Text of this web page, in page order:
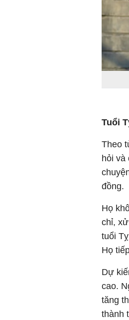
Tuổi
Theo
hỏi và
đồng.
Họ
chỉ,
tuổi
Họ
Dự
cao.
tăng
thành